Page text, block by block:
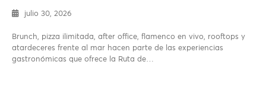
julio 30, 2026
Brunch, pizza ilimitada, after office, flamenco en vivo, rooftops y
atardeceres frente al mar hacen parte de las experiencias
gastronómicas que ofrece la Ruta de…